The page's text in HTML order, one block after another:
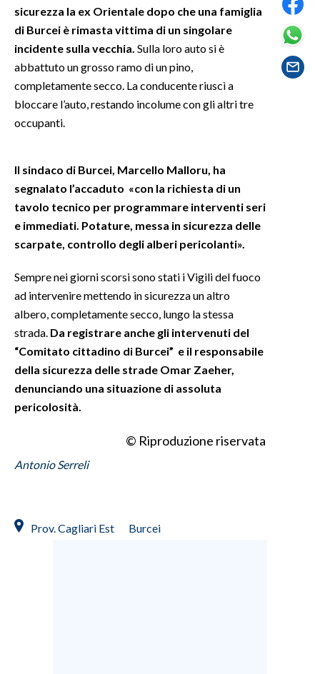
SALUTE
SARDI NEL MONDO
NOTIZIE
EVENTI
3 MINUTI CON
INSULARITÀ
ABBONATI
ANNUNCI
PUBBLICITÀ
SPIAGGE
STORE
sicurezza la ex Orientale dopo che una famiglia
di Burcei è rimasta vittima di un singolare
incidente sulla vecchia. Sulla loro auto si è
abbattuto un grosso ramo di un pino,
completamente secco. La conducente riuscì a
bloccare l’auto, restando incolume con gli altri tre
occupanti.
Il sindaco di Burcei, Marcello Malloru, ha
segnalato l’accaduto «con la richiesta di un
tavolo tecnico per programmare interventi seri
e immediati. Potature, messa in sicurezza delle
scarpate, controllo degli alberi pericolanti».
Sempre nei giorni scorsi sono stati i Vigili del fuoco
ad intervenire mettendo in sicurezza un altro
albero, completamente secco, lungo la stessa
strada. Da registrare anche gli intervenuti del
“Comitato cittadino di Burcei” e il responsabile
della sicurezza delle strade Omar Zaeher,
denunciando una situazione di assoluta
pericolosità.
© Riproduzione riservata
Antonio Serreli
Prov. Cagliari Est Burcei